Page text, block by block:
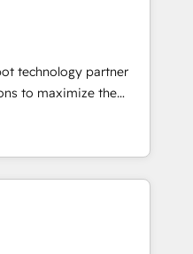
Partner 💻 -
hire a technical
to
technology partner
to maximize the
The fastest-
MakeWebBetter,
expertise &
us to
of HubSpot experience